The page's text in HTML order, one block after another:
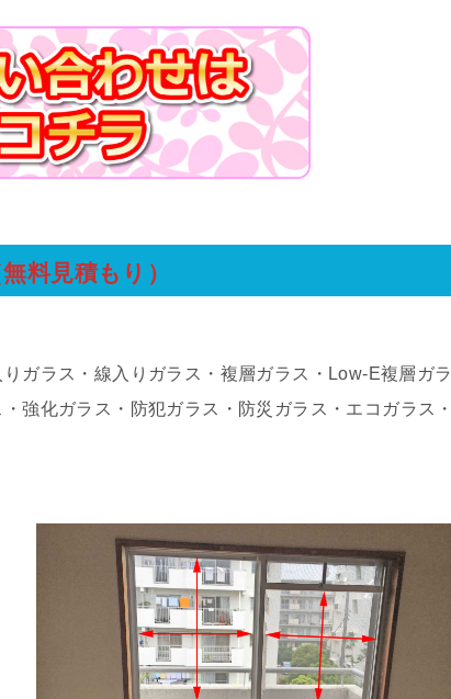
無料見積もり）
ガラス・線入りガラス・複層ガラス・Low-E複層ガラ
強化ガラス・防犯ガラス・防災ガラス・エコガラス・